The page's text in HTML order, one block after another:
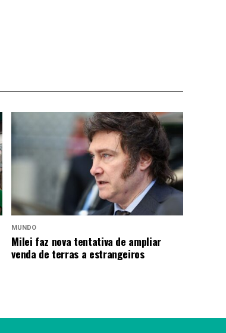
MUNDO
Milei faz nova tentativa de ampliar
venda de terras a estrangeiros